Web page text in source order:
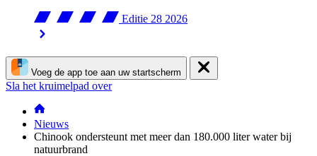
Editie 28 2026
Voeg de app toe aan uw startscherm
Sla het kruimelpad over
Nieuws
Chinook ondersteunt met meer dan 180.000 liter water bij
natuurbrand